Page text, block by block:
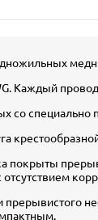
Каждый
со
покрыты
отсутствием